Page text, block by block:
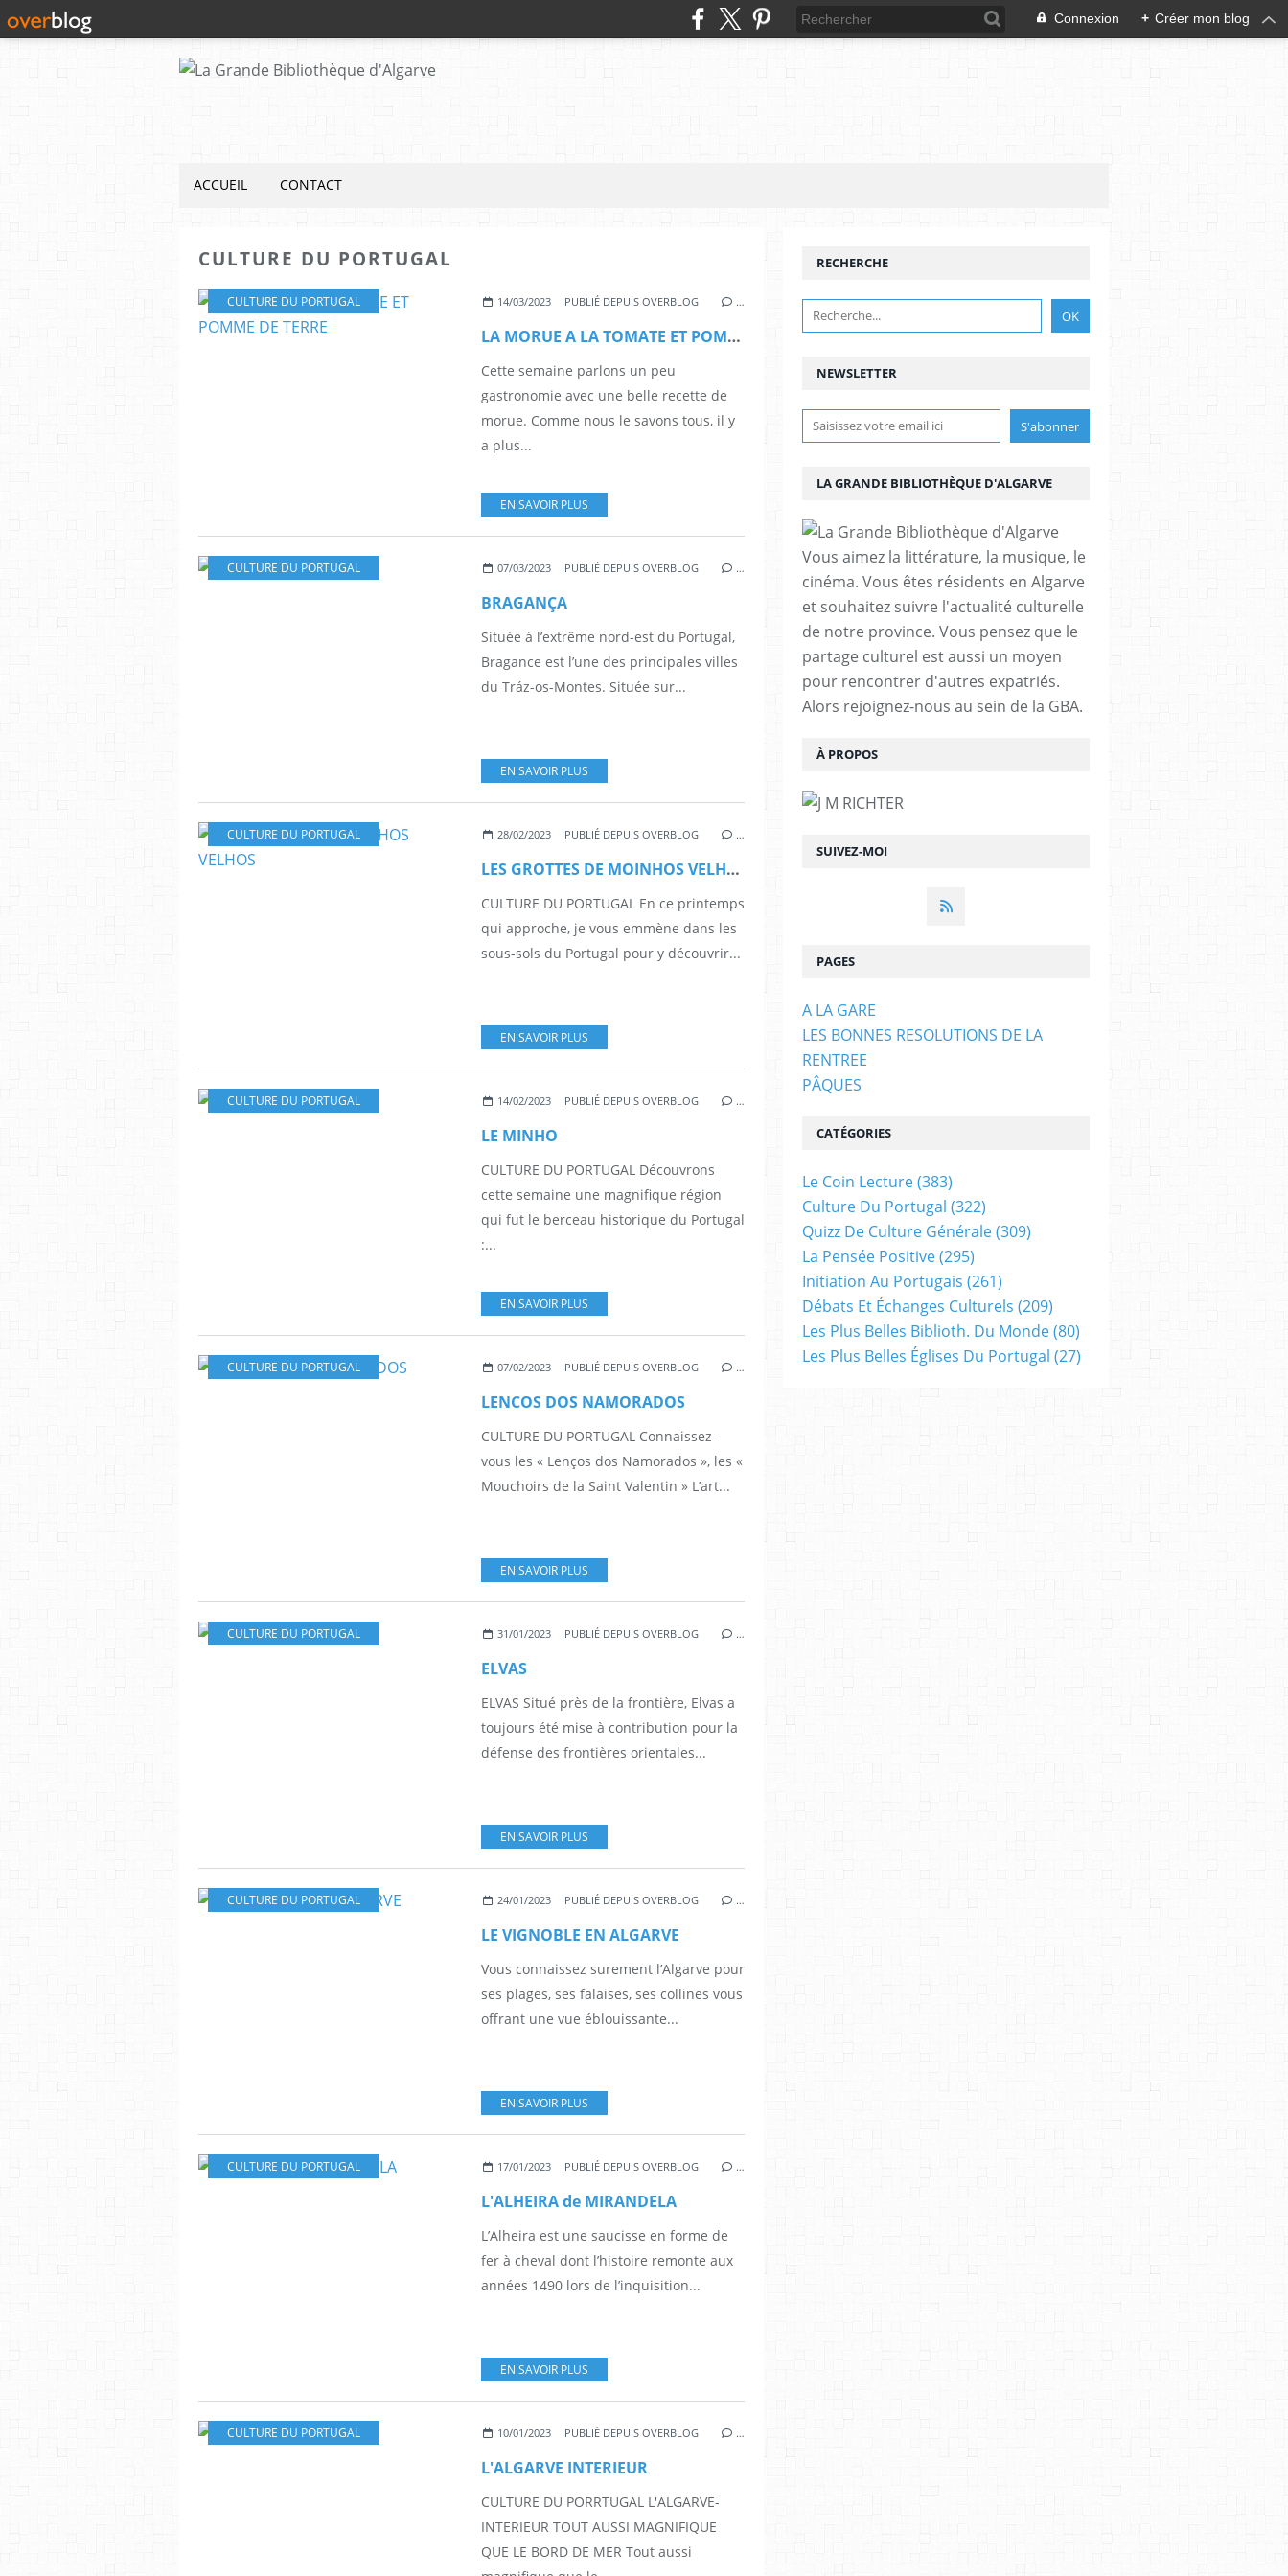
Connexion + Créer mon blog
ACCUEIL CONTACT
CULTURE DU PORTUGAL
CULTURE DU PORTUGAL 14/03/2023 PUBLIÉ DEPUIS OVERBLOG …
LA MORUE A LA TOMATE ET POMME DE TERRE
Cette semaine parlons un peu
gastronomie avec une belle recette de
morue. Comme nous le savons tous, il y
a plus...
EN SAVOIR PLUS
CULTURE DU PORTUGAL 07/03/2023 PUBLIÉ DEPUIS OVERBLOG …
BRAGANÇA
Située à l’extrême nord-est du Portugal,
Bragance est l’une des principales villes
du Tráz-os-Montes. Située sur...
EN SAVOIR PLUS
CULTURE DU PORTUGAL 28/02/2023 PUBLIÉ DEPUIS OVERBLOG …
LES GROTTES DE MOINHOS VELHOS
CULTURE DU PORTUGAL En ce printemps
qui approche, je vous emmène dans les
sous-sols du Portugal pour y découvrir...
EN SAVOIR PLUS
CULTURE DU PORTUGAL 14/02/2023 PUBLIÉ DEPUIS OVERBLOG …
LE MINHO
CULTURE DU PORTUGAL Découvrons
cette semaine une magnifique région
qui fut le berceau historique du Portugal
:...
EN SAVOIR PLUS
CULTURE DU PORTUGAL 07/02/2023 PUBLIÉ DEPUIS OVERBLOG …
LENCOS DOS NAMORADOS
CULTURE DU PORTUGAL Connaissez-
vous les « Lenços dos Namorados », les «
Mouchoirs de la Saint Valentin » L’art...
EN SAVOIR PLUS
CULTURE DU PORTUGAL 31/01/2023 PUBLIÉ DEPUIS OVERBLOG …
ELVAS
ELVAS Situé près de la frontière, Elvas a
toujours été mise à contribution pour la
défense des frontières orientales...
EN SAVOIR PLUS
CULTURE DU PORTUGAL 24/01/2023 PUBLIÉ DEPUIS OVERBLOG …
LE VIGNOBLE EN ALGARVE
Vous connaissez surement l’Algarve pour
ses plages, ses falaises, ses collines vous
offrant une vue éblouissante...
EN SAVOIR PLUS
CULTURE DU PORTUGAL 17/01/2023 PUBLIÉ DEPUIS OVERBLOG …
L'ALHEIRA de MIRANDELA
L’Alheira est une saucisse en forme de
fer à cheval dont l’histoire remonte aux
années 1490 lors de l’inquisition...
EN SAVOIR PLUS
CULTURE DU PORTUGAL 10/01/2023 PUBLIÉ DEPUIS OVERBLOG …
L'ALGARVE INTERIEUR
CULTURE DU PORRTUGAL L'ALGARVE-
INTERIEUR TOUT AUSSI MAGNIFIQUE
QUE LE BORD DE MER Tout aussi
NEWSLETTER
SUIVEZ-MOI
RECHERCHE
LA GRANDE BIBLIOTHÈQUE D'ALGARVE
Vous aimez la littérature, la musique, le
cinéma. Vous êtes résidents en Algarve
et souhaitez suivre l'actualité culturelle
de notre province. Vous pensez que le
partage culturel est aussi un moyen
pour rencontrer d'autres expatriés.
Alors rejoignez-nous au sein de la GBA.
À PROPOS
PAGES
A LA GARE
LES BONNES RESOLUTIONS DE LA
RENTREE
PÂQUES
CATÉGORIES
Le Coin Lecture(383)
Culture Du Portugal (322)
Quizz De Culture Générale(309)
La Pensée Positive(295)
Initiation Au Portugais (261)
Débats Et Échanges Culturels (209)
Les Plus Belles Biblioth. Du Monde(80)
Les Plus Belles Églises Du Portugal (27)